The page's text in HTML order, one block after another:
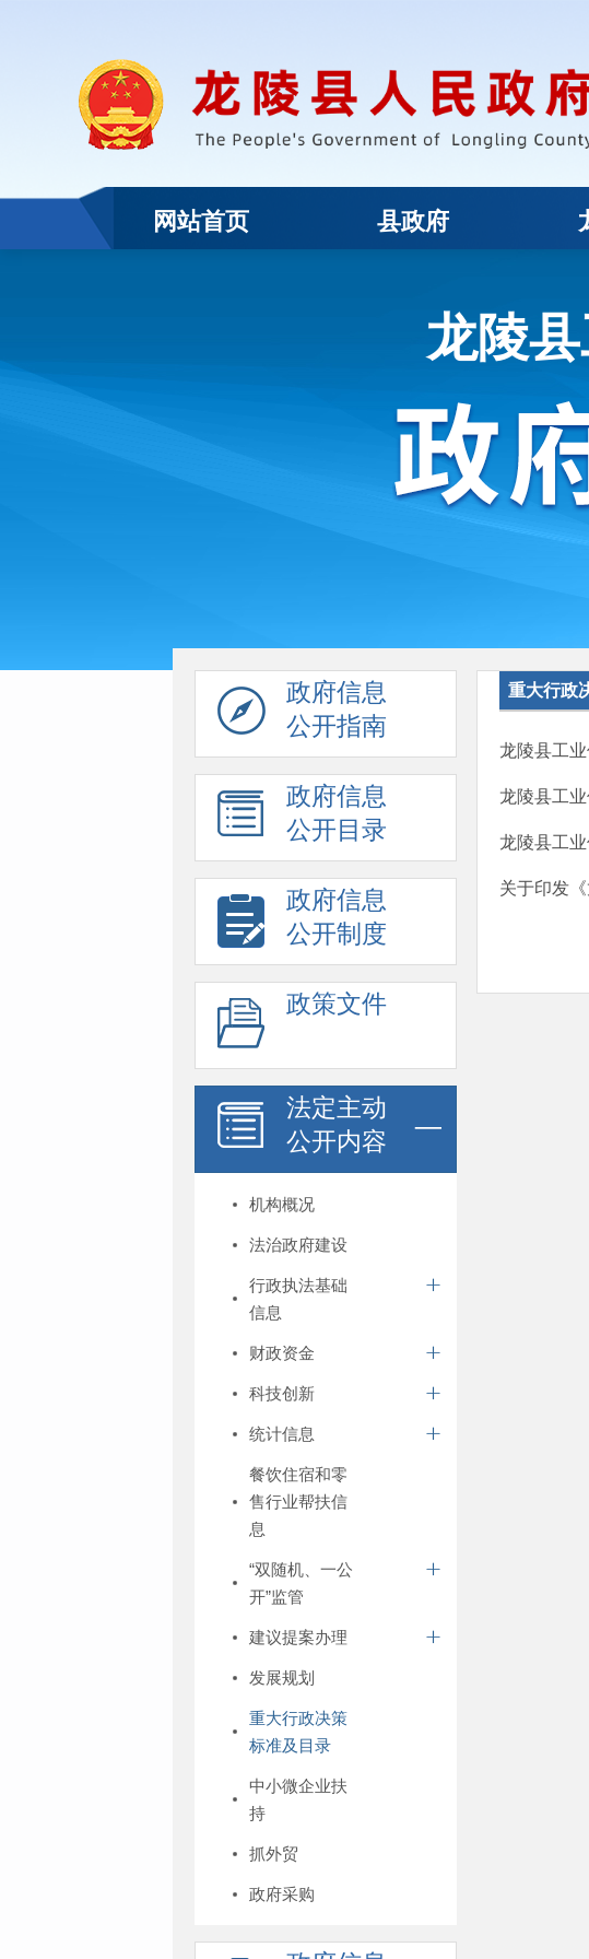
网站首页 县政府
龙陵
政府信息
公开指南
政府信息
公开目录
政府信息
公开制度
政策文件
法定主动
公开内容
机构概况
法治政府建设
行政执法基础
信息
财政资金
科技创新
统计信息
餐饮住宿和零
售行业帮扶信
息
“双随机、一公
开”监管
建议提案办理
发展规划
重大行政决策
标准及目录
中小微企业扶
持
抓外贸
政府采购
重大行政
龙陵县工
龙陵县工
龙陵县工
关于印发